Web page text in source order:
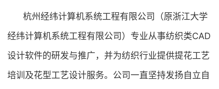
杭州经纬计算机系统工程有限公司（原浙江大学
经纬计算机系统工程有限公司）专业从事纺织类CAD
设计软件的研发与推广，并为纺织行业提供提花工艺
培训及花型工艺设计服务。公司一直坚持发扬自立自